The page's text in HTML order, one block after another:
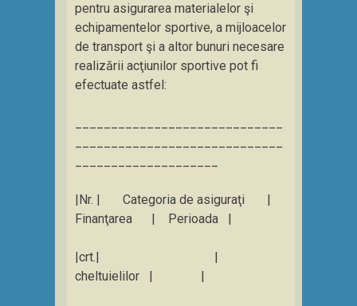
pentru asigurarea materialelor şi
echipamentelor sportive, a mijloacelor
de transport şi a altor bunuri necesare
realizării acţiunilor sportive pot fi
efectuate astfel:
|Nr. | Categoria de asiguraţi |
Finanţarea | Perioada |
|crt.| |
cheltuielilor | |